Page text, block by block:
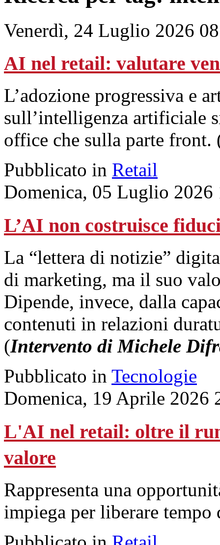
Venerdì, 24 Luglio 2026
AI nel retail: valutare
L’adozione progressiva e
sull’intelligenza artificiale
office che sulla parte
Pubblicato in Retail
Domenica, 05 Luglio 2026
L’AI non costruisce
La “lettera di notizie”
di marketing, ma il suo
Dipende, invece, dalla
contenuti in relazioni
(Intervento di Michele
Pubblicato in Tecnologie
Domenica, 19 Aprile 2026
L'AI nel retail: oltre il
valore
Rappresenta una
impiega per liberare